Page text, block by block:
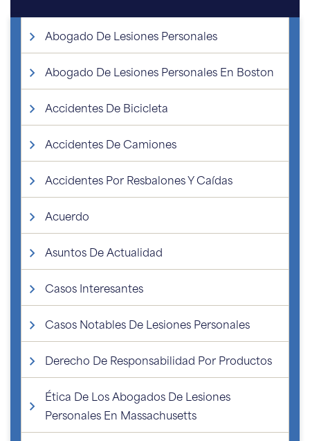
Abogado De Lesiones Personales
Abogado De Lesiones Personales En Boston
Accidentes De Bicicleta
Accidentes De Camiones
Accidentes Por Resbalones Y Caídas
Acuerdo
Asuntos De Actualidad
Casos Interesantes
Casos Notables De Lesiones Personales
Derecho De Responsabilidad Por Productos
Ética De Los Abogados De Lesiones
Personales En Massachusetts